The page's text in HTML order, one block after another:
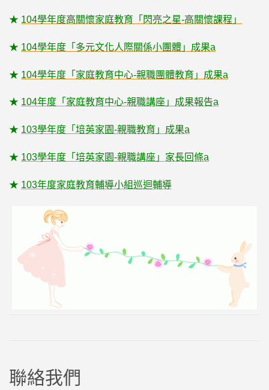
★ 104學年度高關懷家庭教育「閃亮之星-高關懷課程」
★ 104學年度「多元文化人際關係小團體」成果a
★ 104學年度「家庭教育中心-親職團體教育」成果a
★ 104年度「家庭教育中心-親職講座」成果報告a
★ 103學年度「培英家園-親職教育」成果a
★ 103學年度「培英家園-親職講座」家長回條a
★ 103年度家庭教育輔導小組巡迴輔導
聯絡我們